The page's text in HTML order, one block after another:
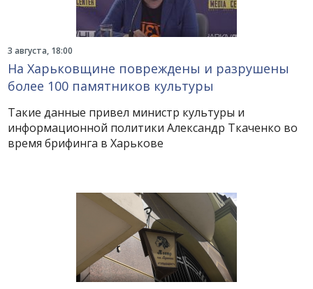
3 августа, 18:00
На Харьковщине повреждены и разрушены
более 100 памятников культуры
Такие данные привел министр культуры и
информационной политики Александр Ткаченко во
время брифинга в Харькове